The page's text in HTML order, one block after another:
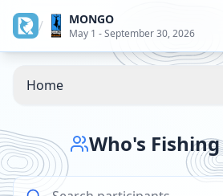
/ MONGO
May 1 - September 30, 2026
Home
Who's